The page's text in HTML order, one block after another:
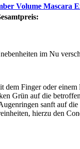
Volume Mascara
im Nu
dem Finger oder einem
Grün auf die
sanft auf
hierzu den